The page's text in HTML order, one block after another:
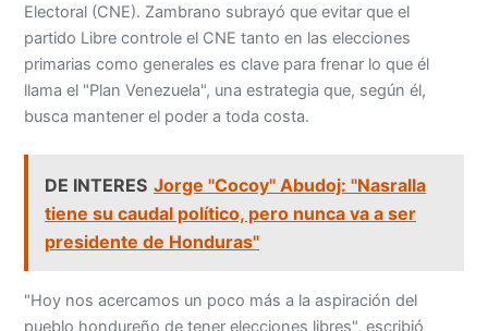
Electoral (CNE). Zambrano subrayó que evitar que el
partido Libre controle el CNE tanto en las elecciones
primarias como generales es clave para frenar lo que él
llama el "Plan Venezuela", una estrategia que, según él,
busca mantener el poder a toda costa.
DE INTERES Jorge "Cocoy" Abudoj: "Nasralla
tiene su caudal político, pero nunca va a ser
presidente de Honduras"
"Hoy nos acercamos un poco más a la aspiración del
pueblo hondureño de tener elecciones libres", escribió